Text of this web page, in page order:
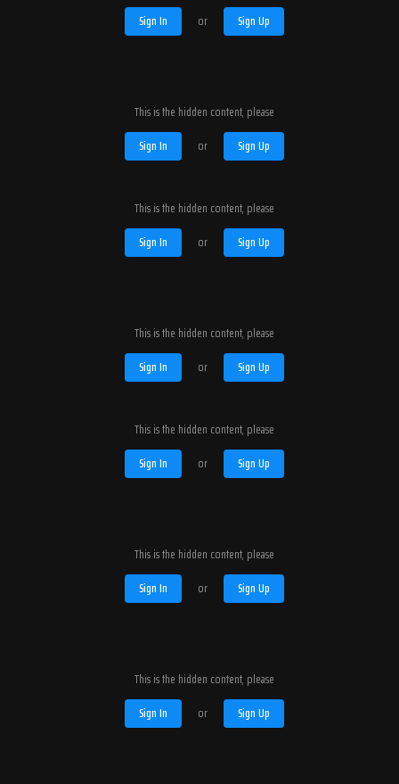
Sign In
or Sign Up
This is the hidden content, please
Sign In
or Sign Up
This is the hidden content, please
Sign In
or Sign Up
This is the hidden content, please
Sign In
or Sign Up
This is the hidden content, please
Sign In
or Sign Up
This is the hidden content, please
Sign In
or Sign Up
This is the hidden content, please
Sign In
or Sign Up